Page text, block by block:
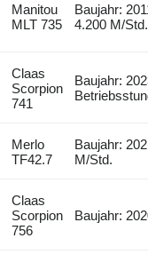
Manitou
MLT 735
Baujahr:
4.200 M/Std.
Claas
Scorpion
741
Baujahr:
Merlo
TF42.7
Baujahr:
M/Std.
Claas
Scorpion
756
Baujahr: